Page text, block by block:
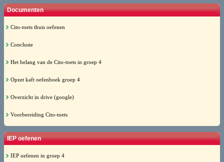
Documenten
Cito-toets thuis oefenen
Conclusie
Het belang van de Cito-toets in groep 4
Opzet kaft oefenboek groep 4
Overzicht in drive (google)
Voorbereiding Cito-toets
IEP oefenen
IEP oefenen in groep 4